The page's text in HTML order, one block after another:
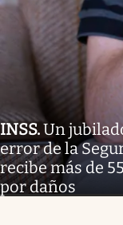
INSS.Un
error de la
recibe más de
por daños